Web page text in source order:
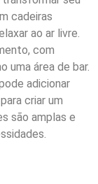
cadeiras
ao ar livre.
com
uma área de bar.
adicionar
criar um
são amplas e